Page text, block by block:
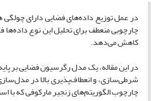
در عمل توزیع داده‌های فضایی دارای
چارچوبی منعطف برای تحلیل این نوع داده‌ها
کاهش می‌دهد.
در این مقاله، یک مدل رگرسیون فضایی بر
شرطی‌سازی، و انعطاف‌پذیری بالا در
چارچوب الگوریتم‌های زنجیر مارکوفی که